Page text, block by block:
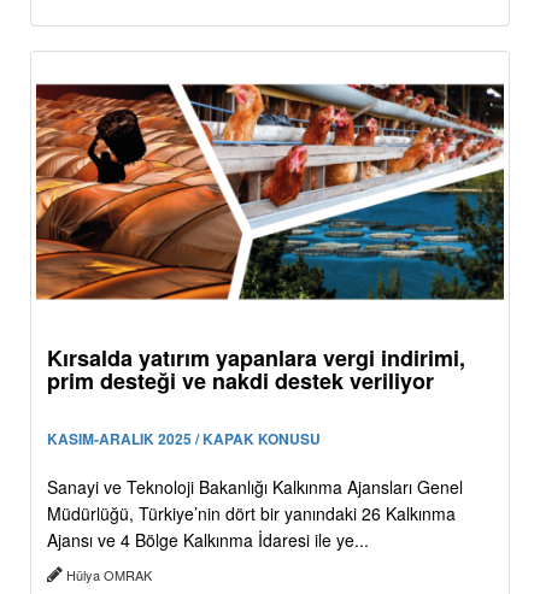
Kırsalda yatırım yapanlara vergi indirimi,
prim desteği ve nakdi destek veriliyor
KASIM-ARALIK 2025 / KAPAK KONUSU
Sanayi ve Teknoloji Bakanlığı Kalkınma Ajansları Genel
Müdürlüğü, Türkiye’nin dört bir yanındaki 26 Kalkınma
Ajansı ve 4 Bölge Kalkınma İdaresi ile ye...
Hülya OMRAK